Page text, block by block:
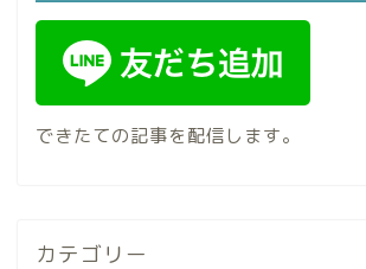
できたての記事を配信します。
カテゴリー